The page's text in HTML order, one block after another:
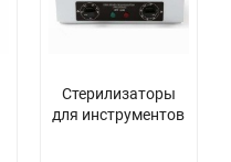
Стерилизаторы
для инструментов